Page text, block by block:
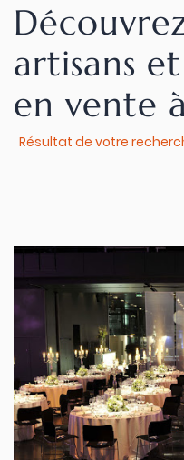
artisans
en vente
Résultat de votre